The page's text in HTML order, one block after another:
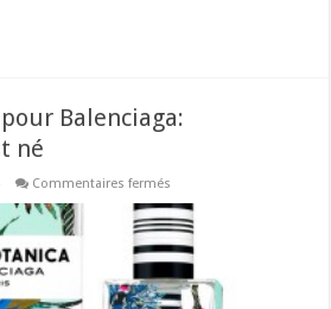
Balenciaga:
né
Commentaires fermés
Stewart
pour
Balenciaga:
Rosabotanica
est
né